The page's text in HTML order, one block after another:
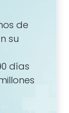
de
su
días